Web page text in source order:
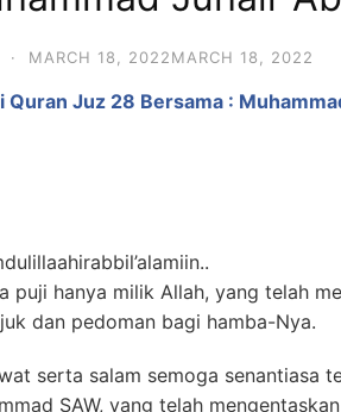
· MARCH 18, 2022MARCH 18, 2022
Quran Juz 28 Bersama :
puji hanya milik Allah, yang telah
dan pedoman bagi hamba-Nya.
serta salam semoga senantiasa
SAW, yang telah